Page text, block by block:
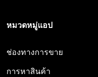
หมวดหมู่แอป
ช่องทางการขาย
การหาสินค้า